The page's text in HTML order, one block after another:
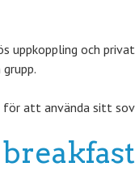
och
att använda sitt